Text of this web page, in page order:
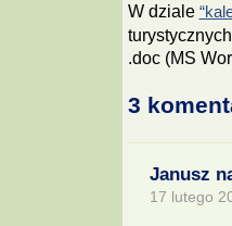
W dziale
.doc (MS
3
Janusz
17 lutego